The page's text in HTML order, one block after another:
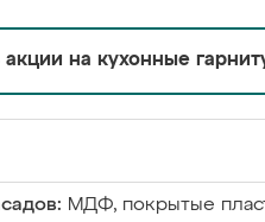
акции на кухонные
МДФ, покрытые